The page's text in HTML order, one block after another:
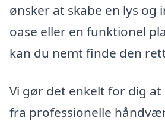
ønsker at skabe en lys og
oase eller en funktionel
kan du nemt finde den
Vi gør det enkelt for dig
fra professionelle